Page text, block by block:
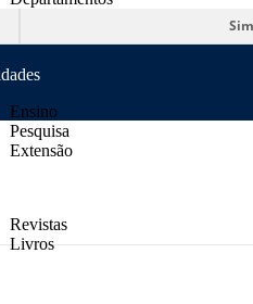
Ensino
Pesquisa
Extensão
Revistas
Livros